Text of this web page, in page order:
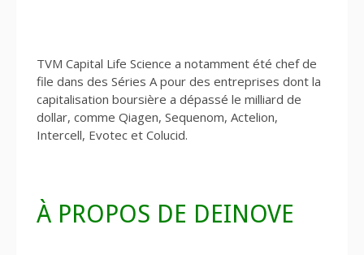
TVM Capital Life Science a notamment été chef de
file dans des Séries A pour des entreprises dont la
capitalisation boursière a dépassé le milliard de
dollar, comme Qiagen, Sequenom, Actelion,
Intercell, Evotec et Colucid.
À PROPOS DE DEINOVE